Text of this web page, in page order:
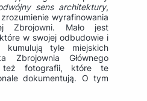
sens architektury,
wyrafinowania
Zbrojowni. Mało jest
w swojej odbudowie i
kumulują tyle miejskich
Zbrojownia Głównego
też fotografii, które te
dokumentują. O tym